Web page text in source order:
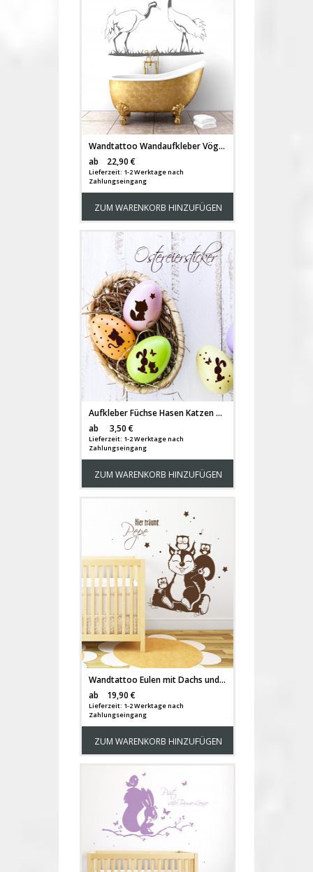
Wandtattoo Wandaufkleber Vögel Kraniche auf Wiese M1422
ab
22,90 €
Lieferzeit: 1-2 Werktage nach
Zahlungseingang
ZUM WARENKORB HINZUFÜGEN
Aufkleber Füchse Hasen Katzen Schmetterlinge und Punkte Osterdeko für Ostereier M1415
ab
3,50 €
Lieferzeit: 1-2 Werktage nach
Zahlungseingang
ZUM WARENKORB HINZUFÜGEN
Wandtattoo Eulen mit Dachs und Wunschname M1409
ab
19,90 €
Lieferzeit: 1-2 Werktage nach
Zahlungseingang
ZUM WARENKORB HINZUFÜGEN